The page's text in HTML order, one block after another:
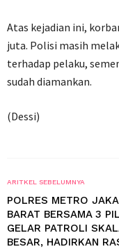
Atas kejadian ini,
juta. Polisi masih
terhadap pelaku,
sudah diamankan.
(Dessi)
ARITKEL SEBELUMNYA
POLRES METRO
BARAT BERSAMA 3
GELAR PATROLI
BESAR, HADIRKAN